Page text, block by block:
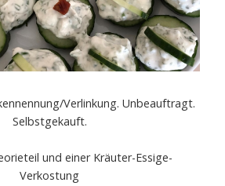
Verlinkung. Unbeauftragt.
Selbstgekauft.
und einer Kräuter-Essige-
Verkostung